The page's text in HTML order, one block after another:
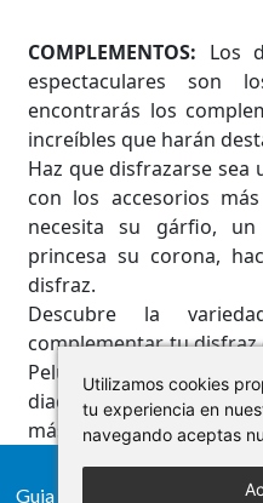
Utilizamos cookies
tu experiencia en
navegando aceptas
COMPLEMENTOS: Los
espectaculares son
encontrarás los
increíbles que harán
Haz que disfrazarse
con los accesorios
necesita su gárfio,
princesa su corona,
disfraz.
Descubre la
complementar tu
Pelucas, sombreros,
diademas, bisutería,
más.
Guia de compra